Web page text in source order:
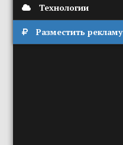
Технологии
Разместить рекламу